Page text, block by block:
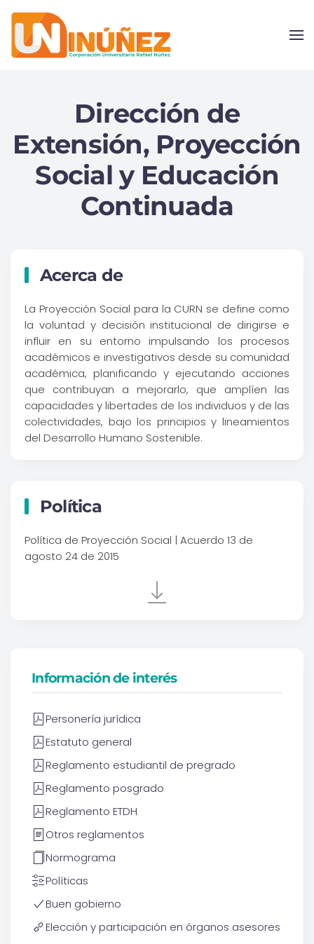
Skip to main content
Dirección de
Extensión, Proyección
Social y Educación
Continuada
Acerca de
La Proyección Social para la CURN se define como
la voluntad y decisión institucional de dirigirse e
influir en su entorno impulsando los procesos
académicos e investigativos desde su comunidad
académica, planificando y ejecutando acciones
que contribuyan a mejorarlo, que amplíen las
capacidades y libertades de los individuos y de las
colectividades, bajo los principios y lineamientos
del Desarrollo Humano Sostenible.
Política
Política de Proyección Social | Acuerdo 13 de
agosto 24 de 2015
Información de interés
Personería jurídica
Estatuto general
Reglamento estudiantil de pregrado
Reglamento posgrado
Reglamento ETDH
Otros reglamentos
Normograma
Políticas
Buen gobierno
Elección y participación en órganos asesores